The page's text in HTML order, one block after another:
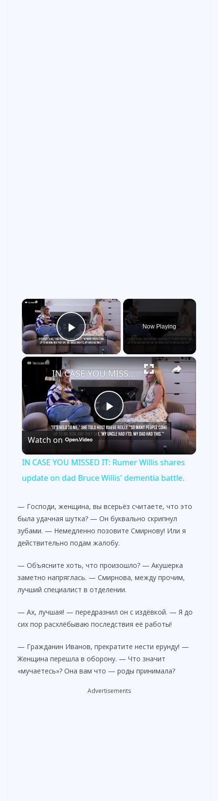
×
Play Video
Now Playing
×
P
l
a
y
V
i
d
e
o
IN CASE YOU MISSED IT: Rumer Willis shares update on dad Bruce Willis' dementia battle.
Watch on
IN CASE YOU MISSED IT: Rumer Willis shares
update on dad Bruce Willis' dementia battle.
— Господи, женщина, вы всерьёз считаете, что это
была удачная шутка? — Он буквально скрипнул
зубами. — Немедленно позовите Смирнову! Или я
действительно подам жалобу.
— Объясните хоть, что произошло? — Акушерка
заметно напряглась. — Смирнова, между прочим,
лучший специалист в отделении.
— Ах, лучшая! — передразнил он с издёвкой. — Я до
сих пор расхлёбываю последствия её работы!
— Гражданин Иванов, прекратите нести ерунду! —
Женщина перешла в оборону. — Что значит
«мучаетесь»? Она вам что — роды принимала?
Advertisements